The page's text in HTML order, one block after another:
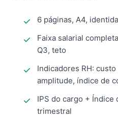
6 páginas, A4,
Faixa salarial
Q3, teto
Indicadores RH:
amplitude, índice de
IPS do cargo + Índice
trimestral